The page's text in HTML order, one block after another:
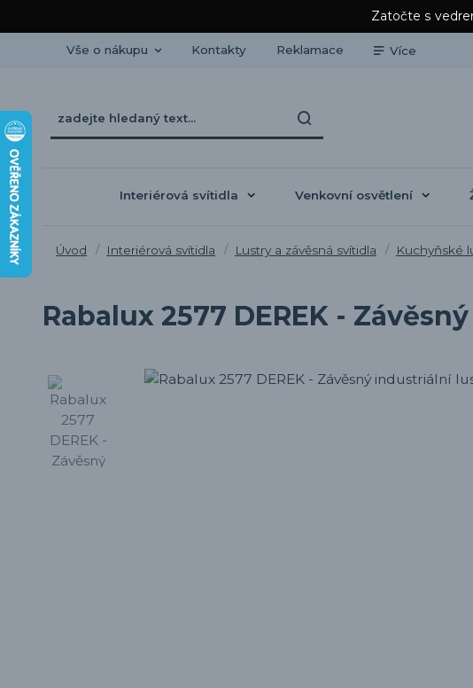
Zatočte s
Vše o nákupu Kontakty Reklamace Více
Interiérová svítidla Venkovní osvětlení
Úvod Interiérová svítidla Lustry a závěsná svítidla Kuchyňské
Rabalux 2577 DEREK -